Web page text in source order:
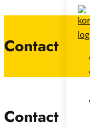
Contact
Contact